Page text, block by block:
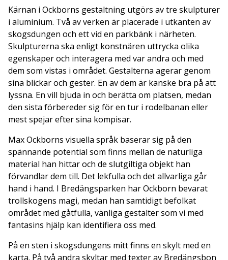
Kärnan i Ockborns gestaltning utgörs av tre skulpturer
i alu­minium. Två av verken är placerade i utkanten av
skogsdungen och ett vid en parkbänk i närheten.
Skulpturerna ska enligt konstnären uttrycka olika
egenskaper och interagera med var­ andra och med
dem som vistas i området. Gestalterna agerar genom
sina blickar och gester. En av dem är kanske bra på att
lyssna. En vill bjuda in och berätta om platsen, medan
den sista förbereder sig för en tur i rodelbanan eller
mest spejar efter sina kompisar.
Max Ockborns visuella språk baserar sig på den
spännande potential som finns mellan de naturliga
material han hittar och de slutgiltiga objekt han
förvandlar dem till. Det lekfulla och det allvarliga går
hand i hand. I Bredängsparken har Ockborn bevarat
trollskogens magi, medan han samtidigt befolkat
området med gåtfulla, vänliga gestalter som vi med
fantasins hjälp kan identifiera oss med.
På en sten i skogsdungens mitt finns en skylt med en
karta. På två andra skyltar med texter av Bredängsbon